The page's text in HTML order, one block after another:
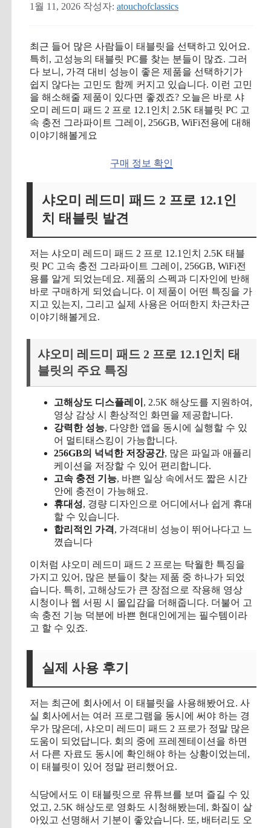
1월 11, 2026 작성자: atouchofclassics
최근 들어 많은 사람들이 태블릿을 선택하고 있어요.
특히, 고성능의 태블릿 PC를 찾는 분들이 많죠. 그러
다 보니, 가격 대비 성능이 좋은 제품을 선택하기가
쉽지 않다는 고민도 함께 커지고 있습니다. 이런 고민
을 해소해줄 제품이 있다면 좋겠죠? 오늘은 바로 샤
오미 레드미 패드 2 프로 12.1인치 2.5K 태블릿 PC 고
속 충전 그라파이트 그레이, 256GB, WiFi전용에 대해
이야기해볼게요
구매 정보 확인
샤오미 레드미 패드 2 프로 12.1인
치 태블릿 발견
저는 샤오미 레드미 패드 2 프로 12.1인치 2.5K 태블
릿 PC 고속 충전 그라파이트 그레이, 256GB, WiFi전
용를 알게 되었는데요. 제품의 스펙과 디자인에 반해
바로 구매하게 되었습니다. 이 제품이 어떤 특징을 가
지고 있는지, 그리고 실제 사용은 어떠한지 차근차근
이야기해볼게요.
샤오미 레드미 패드 2 프로 12.1인치 태
블릿의 주요 특징
고해상도 디스플레이 , 2.5K 해상도를 지원하여,
영상 감상 시 환상적인 화면을 제공합니다.
강력한 성능, 다양한 앱을 동시에 실행할 수 있
어 멀티태스킹이 가능합니다.
256GB의 넉넉한 저장공간, 많은 파일과 애플리
케이션을 저장할 수 있어 편리합니다.
고속 충전 기능, 바쁜 일상 속에서도 짧은 시간
안에 충전이 가능해요.
휴대성, 경량 디자인으로 어디에서나 쉽게 휴대
할 수 있습니다.
합리적인 가격 , 가격대비 성능이 뛰어나다고 느
꼈습니다
이처럼 샤오미 레드미 패드 2 프로는 탁월한 특징을
가지고 있어, 많은 분들이 찾는 제품 중 하나가 되었
습니다. 특히, 고해상도가 큰 장점으로 작용해 영상
시청이나 웹 서핑 시 몰입감을 더해줍니다. 더불어 고
속 충전 기능 덕분에 바쁜 현대인에게는 필수템이라
고 할 수 있죠.
실제 사용 후기
저는 최근에 회사에서 이 태블릿을 사용해봤어요. 사
실 회사에서는 여러 프로그램을 동시에 써야 하는 경
우가 많은데, 샤오미 레드미 패드 2 프로가 정말 많은
도움이 되었답니다. 회의 중에 프레젠테이션을 하면
서 다른 자료도 동시에 확인해야 하는 상황이었는데,
이 태블릿이 있어 정말 편리했어요.
식당에서도 이 태블릿으로 유튜브를 보며 즐길 수 있
었고, 2.5K 해상도로 영화도 시청해봤는데, 화질이 살
아있고 선명해서 기분이 좋았습니다. 또, 배터리도 오